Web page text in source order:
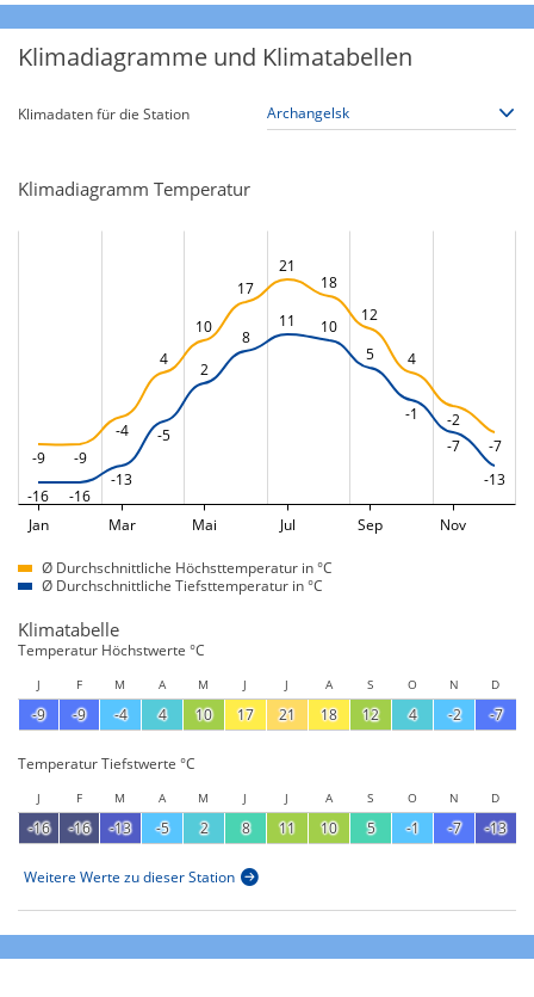
Klimadiagramme und Klimatabellen
Klimadaten für die Station
Klimadiagramm Temperatur
-9 -9
-4
4
10
17
21
18
12
4
-2
-7
-16 -16
-13
-5
2
8
11
10
5
-1
-7
-13
Jan Mar Mai Jul Sep Nov
Ø Durchschnittliche Höchsttemperatur in °C
Ø Durchschnittliche Tiefsttemperatur in °C
Klimatabelle
Temperatur Höchstwerte °C
J F M A M J J A S O N D
-9 -9 -4 4 10 17 21 18 12 4 -2 -7
Temperatur Tiefstwerte °C
J F M A M J J A S O N D
-16 -16 -13 -5 2 8 11 10 5 -1 -7 -13
Weitere Werte zu dieser Station